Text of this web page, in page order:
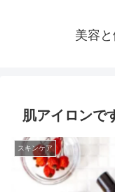
美容
肌アイロンで
スキンケア